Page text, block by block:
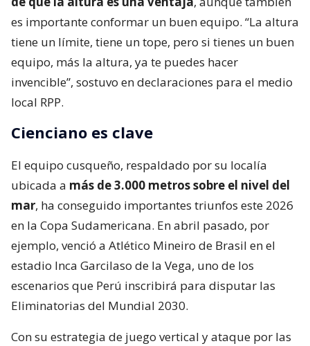
es importante conformar un buen equipo. “La altura
tiene un límite, tiene un tope, pero si tienes un buen
equipo, más la altura, ya te puedes hacer
invencible”, sostuvo en declaraciones para el medio
local RPP.
Cienciano es clave
El equipo cusqueño, respaldado por su localía
ubicada a más de 3.000 metros sobre el nivel del
mar, ha conseguido importantes triunfos este 2026
en la Copa Sudamericana. En abril pasado, por
ejemplo, venció a Atlético Mineiro de Brasil en el
estadio Inca Garcilaso de la Vega, uno de los
escenarios que Perú inscribirá para disputar las
Eliminatorias del Mundial 2030.
Con su estrategia de juego vertical y ataque por las